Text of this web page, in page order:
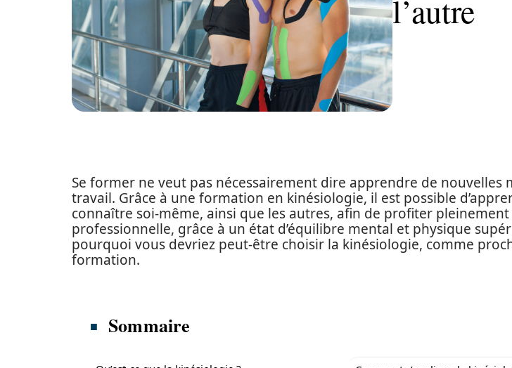
l’autre
Se former ne veut pas nécessairement dire apprendre de nouvelles
travail. Grâce à une formation en kinésiologie, il est possible
connaître soi-même, ainsi que les autres, afin de profiter
professionnelle, grâce à un état d’équilibre mental et physique
pourquoi vous devriez peut-être choisir la kinésiologie, comme
formation.
Sommaire